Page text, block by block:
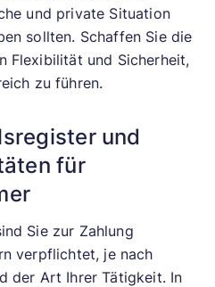
und private Situation
sollten. Schaffen Sie die
Flexibilität und Sicherheit,
zu führen.
und
für
Sie zur Zahlung
verpflichtet, je nach
der Art Ihrer Tätigkeit. In